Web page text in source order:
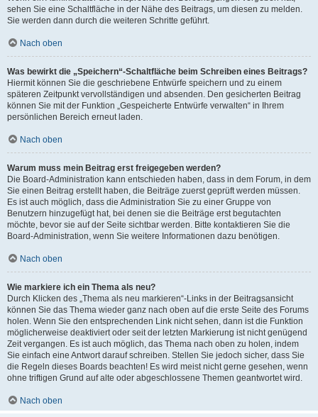
sehen Sie eine Schaltfläche in der Nähe des Beitrags, um diesen zu melden.
Sie werden dann durch die weiteren Schritte geführt.
Nach oben
Was bewirkt die „Speichern“-Schaltfläche beim Schreiben eines Beitrags?
Hiermit können Sie die geschriebene Entwürfe speichern und zu einem
späteren Zeitpunkt vervollständigen und absenden. Den gesicherten Beitrag
können Sie mit der Funktion „Gespeicherte Entwürfe verwalten“ in Ihrem
persönlichen Bereich erneut laden.
Nach oben
Warum muss mein Beitrag erst freigegeben werden?
Die Board-Administration kann entschieden haben, dass in dem Forum, in dem
Sie einen Beitrag erstellt haben, die Beiträge zuerst geprüft werden müssen.
Es ist auch möglich, dass die Administration Sie zu einer Gruppe von
Benutzern hinzugefügt hat, bei denen sie die Beiträge erst begutachten
möchte, bevor sie auf der Seite sichtbar werden. Bitte kontaktieren Sie die
Board-Administration, wenn Sie weitere Informationen dazu benötigen.
Nach oben
Wie markiere ich ein Thema als neu?
Durch Klicken des „Thema als neu markieren“-Links in der Beitragsansicht
können Sie das Thema wieder ganz nach oben auf die erste Seite des Forums
holen. Wenn Sie den entsprechenden Link nicht sehen, dann ist die Funktion
möglicherweise deaktiviert oder seit der letzten Markierung ist nicht genügend
Zeit vergangen. Es ist auch möglich, das Thema nach oben zu holen, indem
Sie einfach eine Antwort darauf schreiben. Stellen Sie jedoch sicher, dass Sie
die Regeln dieses Boards beachten! Es wird meist nicht gerne gesehen, wenn
ohne triftigen Grund auf alte oder abgeschlossene Themen geantwortet wird.
Nach oben